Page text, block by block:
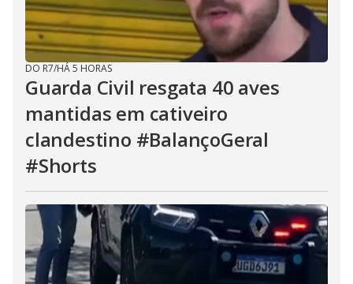
DO R7/HÁ 5 HORAS
Guarda Civil resgata 40 aves
mantidas em cativeiro
clandestino #BalançoGeral
#Shorts